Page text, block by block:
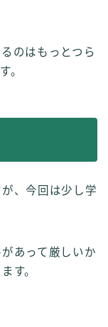
のはもっとつら
。
、今回は少し学
あって厳しいか
す。